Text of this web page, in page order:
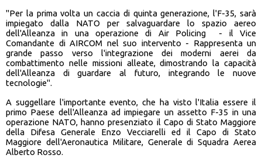
"Per la prima volta un caccia di quinta generazione, l'F-35, sarà
impiegato dalla NATO per salvaguardare lo spazio aereo
dell'Alleanza in una operazione di Air Policing - il Vice
Comandante di AIRCOM nel suo intervento - Rappresenta un
grande passo verso l'integrazione dei moderni aerei da
combattimento nelle missioni alleate, dimostrando la capacità
dell'Alleanza di guardare al futuro, integrando le nuove
tecnologie".
A suggellare l'importante evento, che ha visto l'Italia essere il
primo Paese dell'Alleanza ad impiegare un assetto F-35 in una
operazione NATO, hanno presenziato il Capo di Stato Maggiore
della Difesa Generale Enzo Vecciarelli ed il Capo di Stato
Maggiore dell'Aeronautica Militare, Generale di Squadra Aerea
Alberto Rosso.